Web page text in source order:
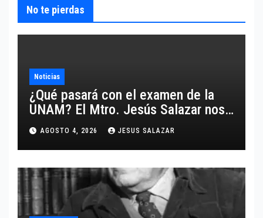
No te pierdas
Noticias
¿Qué pasará con el examen de la
UNAM? El Mtro. Jesús Salazar nos
comparte un análisis certero y al
grano respecto a este tema.
AGOSTO 4, 2026 JESUS SALAZAR